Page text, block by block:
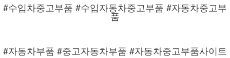
#수입차중고부품 #수입자동차중고부품 #자동차중고부
품
#자동차부품 #중고자동차부품 #자동차중고부품사이트